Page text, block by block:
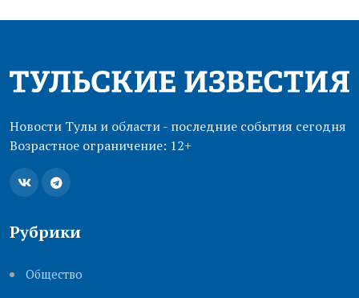
Новости Тулы и области - последние события сегодня
Возрастное ограничение: 12+
Рубрики
Общество